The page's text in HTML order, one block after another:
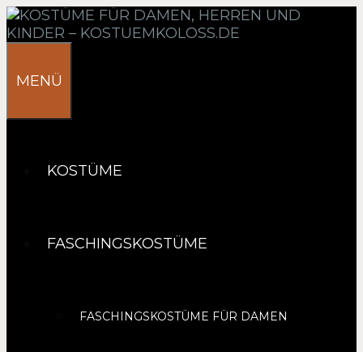
Springe
zum
MENÜ
KOSTÜME
FASCHINGSKOSTÜME
FASCHINGSKOSTÜME FÜR DAMEN